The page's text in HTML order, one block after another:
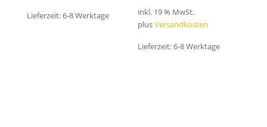
Lieferzeit:6-8 Werktage
inkl. 19 % MwSt.
plusVersandkosten
Lieferzeit:6-8 Werktage